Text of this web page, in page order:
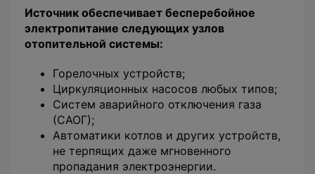
Источник обеспечивает бесперебойное
электропитание следующих узлов
отопительной системы:
Горелочных устройств;
Циркуляционных насосов любых типов;
Систем аварийного отключения газа
(САОГ);
Автоматики котлов и других устройств,
не терпящих даже мгновенного
пропадания электроэнергии.